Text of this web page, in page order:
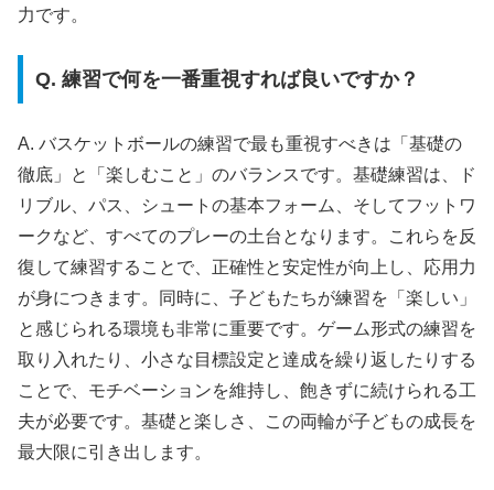
力です。
Q. 練習で何を一番重視すれば良いですか？
A. バスケットボールの練習で最も重視すべきは「基礎の
徹底」と「楽しむこと」のバランスです。基礎練習は、ド
リブル、パス、シュートの基本フォーム、そしてフットワ
ークなど、すべてのプレーの土台となります。これらを反
復して練習することで、正確性と安定性が向上し、応用力
が身につきます。同時に、子どもたちが練習を「楽しい」
と感じられる環境も非常に重要です。ゲーム形式の練習を
取り入れたり、小さな目標設定と達成を繰り返したりする
ことで、モチベーションを維持し、飽きずに続けられる工
夫が必要です。基礎と楽しさ、この両輪が子どもの成長を
最大限に引き出します。